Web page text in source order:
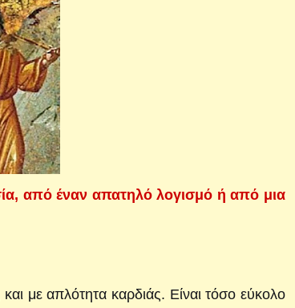
από έναν απατηλό λογισμό ή από μια
με απλότητα καρδιάς. Είναι τόσο εύκολο